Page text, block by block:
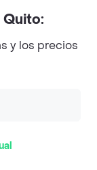
y los precios